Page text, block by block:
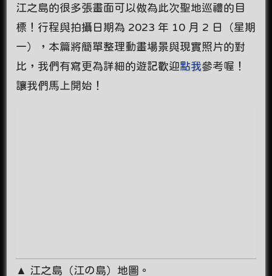
江之島的很多張畫面可以做為此次聖地巡禮的目
標！行程與拍攝日期為 2023 年 10 月 2 日（星期
一），本篇將簡單整理動畫場景與現實照片的對
比，我們有寫更為詳細的遊記歡迎點我參考喔！
讓我們馬上開始！
▲ 江之島（江の島）地圖。